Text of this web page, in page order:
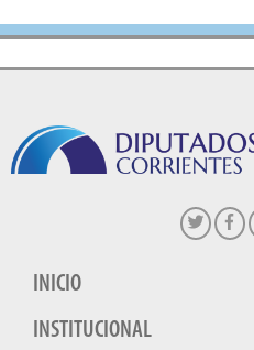
INICIO
INSTITUCIONAL